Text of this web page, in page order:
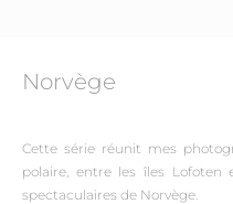
Norvège
Cette série réunit mes
polaire, entre les îles Lofoten
spectaculaires de Norvège.